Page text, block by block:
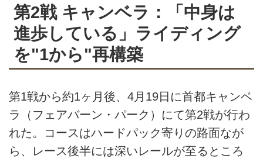
第2戦 キャンベラ：「中身は
進歩している」ライディング
を"1から"再構築
第1戦から約1ヶ月後、4月19日に首都キャンベ
ラ（フェアバーン・パーク）にて第2戦が行わ
れた。コースはハードパック寄りの路面なが
ら、レース後半には深いレールが至るところ